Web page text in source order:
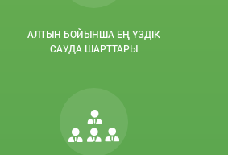
АЛТЫН БОЙЫНША ЕҢ ҮЗДІК
САУДА ШАРТТАРЫ